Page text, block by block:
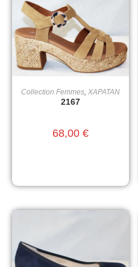
CHOIX DES OPTIONS
Collection Femmes, XAPATAN
2167
68,00 €